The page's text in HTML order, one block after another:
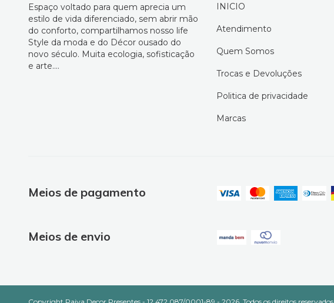
Espaço voltado para quem aprecia um
estilo de vida diferenciado, sem abrir mão
do conforto, compartilhamos nosso life
Style da moda e do Décor ousado do
novo século. Muita ecologia, sofisticação
e arte....
INICIO
Atendimento
Quem Somos
Trocas e Devoluções
Politica de privacidade
Marcas
Meios de pagamento
Meios de envio